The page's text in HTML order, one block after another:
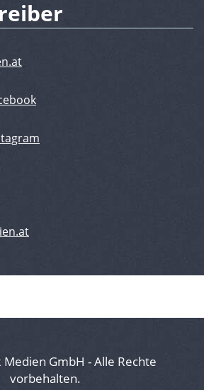
Medien GmbH - Alle Rechte
vorbehalten.